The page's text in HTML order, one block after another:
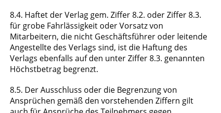
8.4. Haftet der Verlag gem. Ziffer 8.2. oder Ziffer 8.3.
für grobe Fahrlässigkeit oder Vorsatz von
Mitarbeitern, die nicht Geschäftsführer oder leitende
Angestellte des Verlags sind, ist die Haftung des
Verlags ebenfalls auf den unter Ziffer 8.3. genannten
Höchstbetrag begrenzt.
8.5. Der Ausschluss oder die Begrenzung von
Ansprüchen gemäß den vorstehenden Ziffern gilt